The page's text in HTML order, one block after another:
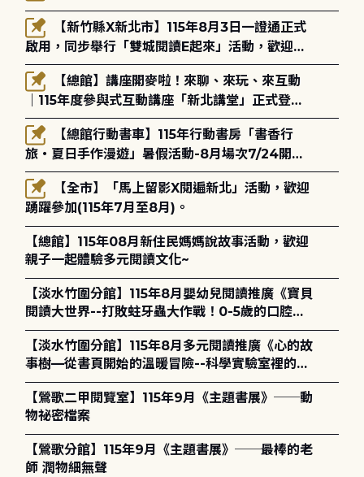
啟用，同步舉行「雙城閱讀E起來」活動，歡迎踴
躍參加(115年8月3日至10月4日)。
｜115年度參與式互動講座「新北講堂」正式登
場！
旅・夏日手作漫遊」暑假活動-8月場次7/24開始
報名
踴躍參加(115年7月至8月)。
【總館】115年08月新住民媽媽說故事活動，歡迎
親子一起體驗多元閱讀文化~
【淡水竹圍分館】115年8月嬰幼兒閱讀推廣《寶貝
閱讀大世界--打敗蛀牙蟲大作戰！0-5歲的口腔照
護全攻略》
【淡水竹圍分館】115年8月多元閱讀推廣《心的故
事樹—從書頁開始的溫暖冒險--科學實驗室裡的放
電章魚》
【鶯歌二甲閱覽室】115年9月《主題書展》──動
物祕密檔案
【鶯歌分館】115年9月《主題書展》──最棒的老
師 潤物細無聲